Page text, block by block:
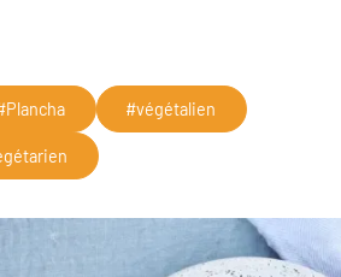
#végétalien